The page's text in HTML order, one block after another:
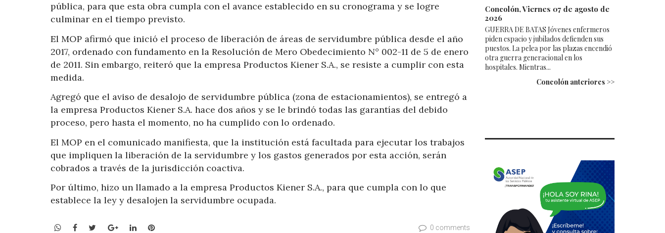
pública, para que esta obra cumpla con el avance establecido en su cronograma y se logre
culminar en el tiempo previsto.
El MOP afirmó que inició el proceso de liberación de áreas de servidumbre pública desde el año
2017, ordenado con fundamento en la Resolución de Mero Obedecimiento N° 002-11 de 5 de enero
de 2011. Sin embargo, reiteró que la empresa Productos Kiener S.A., se resiste a cumplir con esta
medida.
Agregó que el aviso de desalojo de servidumbre pública (zona de estacionamientos), se entregó a
la empresa Productos Kiener S.A. hace dos años y se le brindó todas las garantías del debido
proceso, pero hasta el momento, no ha cumplido con lo ordenado.
El MOP en el comunicado manifiesta, que la institución está facultada para ejecutar los trabajos
que impliquen la liberación de la servidumbre y los gastos generados por esta acción, serán
cobrados a través de la jurisdicción coactiva.
Por último, hizo un llamado a la empresa Productos Kiener S.A., para que cumpla con lo que
establece la ley y desalojen la servidumbre ocupada.
WhatsApp
Facebook
TwitterGoogle+LinkedInPinterest 0 comments
Concolón, Viernes 07 de agosto de
2026
GUERRA DE BATAS Jóvenes enfermeros
piden espacio y jubilados defienden sus
puestos. La pelea por las plazas encendió
otra guerra generacional en los
hospitales. Mientras...
Concolón anteriores >>